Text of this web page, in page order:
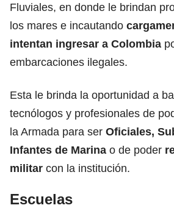
Fluviales, en donde le brindan
los mares e incautando
intentan ingresar a Colombia
embarcaciones ilegales.
Esta le brinda la oportunidad a
tecnólogos y profesionales de
la Armada para ser Oficiales,
Infantes de Marina o de poder
militar con la institución.
Escuelas